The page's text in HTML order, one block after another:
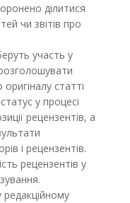
ділитися
чи звітів про
участь у
статті
у процесі
рецензентів, а
і рецензентів.
рецензентів у
редакційному